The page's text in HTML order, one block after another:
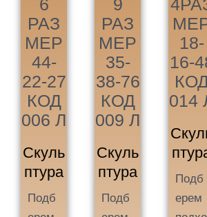
6
РАЗ
МЕР
44-
22-27
КОД
006 Л
Скуль
птура
Подб
9
РАЗ
МЕР
35-
38-76
КОД
009 Л
Скуль
птура
Подб
18-
16-
014
Подб
ерем